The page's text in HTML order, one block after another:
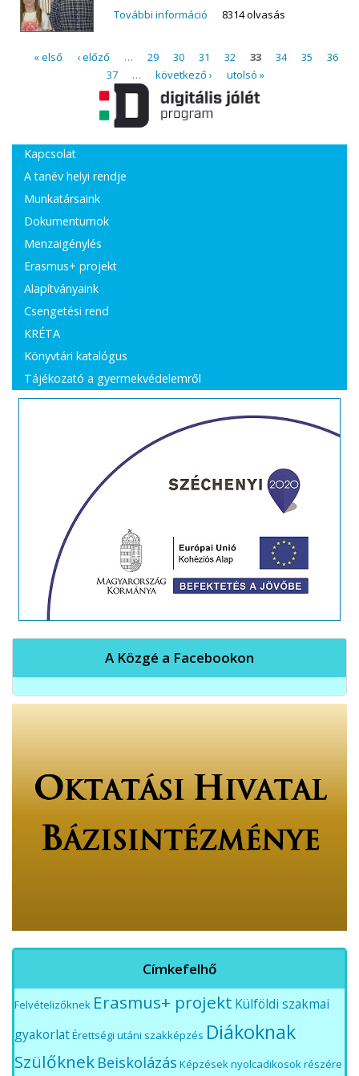
További információ Közgés diákok a Hajnal Imre
8314 olvasás
Oldalak
« első ‹ előző … 29 30 31 32 33 34 35
36
37
… következő › utolsó »
Kapcsolat
A tanév helyi rendje
Munkatársaink
Dokumentumok
Menzaigénylés
Erasmus+ projekt
Alapítványaink
Csengetési rend
KRÉTA
Könyvtári katalógus
Tájékozató a gyermekvédelemről
A Közgé a Facebookon
Címkefelhő
Felvételizőknek Erasmus+ projekt Külföldi szakmai
gyakorlatÉrettségi utáni szakképzés Diákoknak
Szülőknek Beiskolázás Képzések nyolcadikosok részére